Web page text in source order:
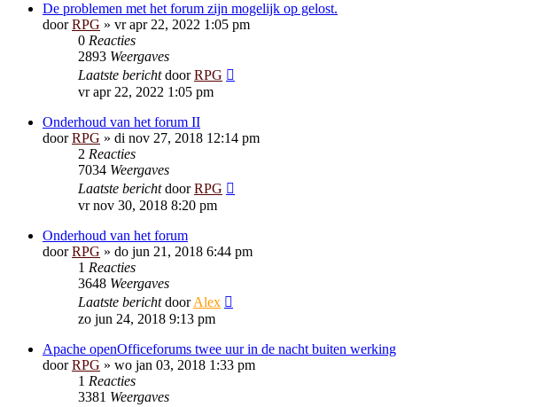
De problemen met het forum zijn mogelijk op gelost.
doorRPG » vr apr 22, 2022 1:05 pm
0 Reacties
2893 Weergaves
Laatste berichtdoorRPG
vr apr 22, 2022 1:05 pm
Onderhoud van het forum II
doorRPG » di nov 27, 2018 12:14 pm
2 Reacties
7034 Weergaves
Laatste berichtdoorRPG
vr nov 30, 2018 8:20 pm
Onderhoud van het forum
doorRPG » do jun 21, 2018 6:44 pm
1 Reacties
3648 Weergaves
Laatste berichtdoorAlex
zo jun 24, 2018 9:13 pm
Apache openOfficeforums twee uur in de nacht buiten werking
doorRPG » wo jan 03, 2018 1:33 pm
1 Reacties
3381 Weergaves